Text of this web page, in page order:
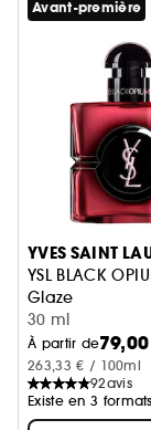
Ignorer le
Avant-première
YVES SAINT
YSL BLACK
Glaze
Eau de Parfum
30 ml
À partir de
263,33 € / 100ml
92avis
Existe en 3 formats